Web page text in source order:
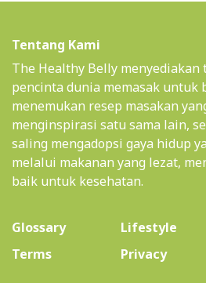
Tentang Kami
The Healthy Belly menyediakan
pencinta dunia memasak untuk
menemukan resep masakan
menginspirasi satu sama lain,
saling mengadopsi gaya hidup
melalui makanan yang lezat,
baik untuk kesehatan.
Glossary Lifestyle
Terms
Privacy